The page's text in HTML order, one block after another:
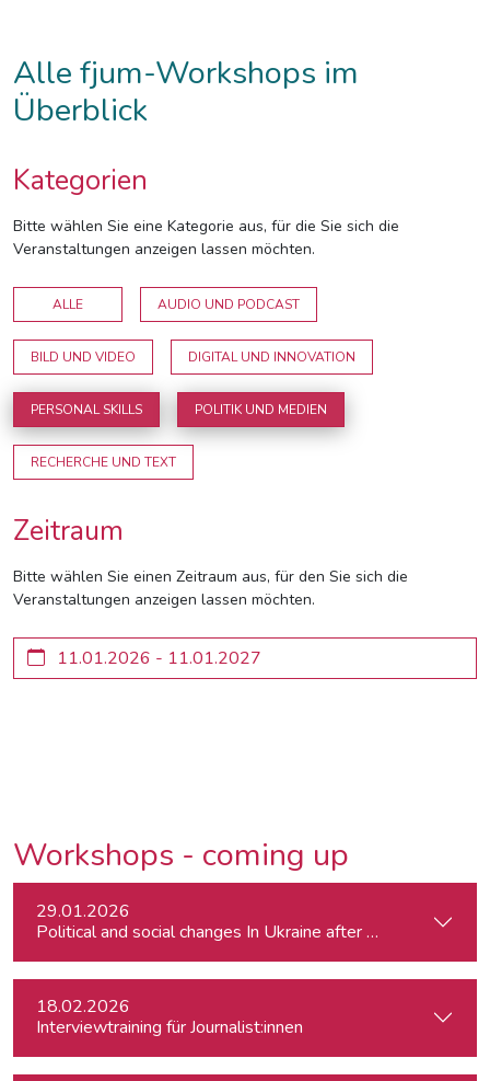
Alle fjum-Workshops im
Überblick
Kategorien
Bitte wählen Sie eine Kategorie aus, für die Sie sich die
Veranstaltungen anzeigen lassen möchten.
ALLE AUDIO UND PODCAST
BILD UND VIDEO DIGITAL UND INNOVATION
PERSONAL SKILLS POLITIK UND MEDIEN
RECHERCHE UND TEXT
Zeitraum
Bitte wählen Sie einen Zeitraum aus, für den Sie sich die
Veranstaltungen anzeigen lassen möchten.
Workshops - coming up
29.01.2026
Political and social changes In Ukraine after four years of
18.02.2026
Interviewtraining für Journalist:innen